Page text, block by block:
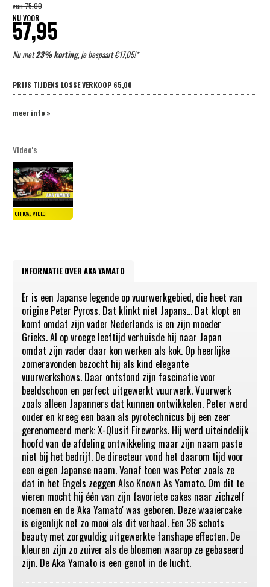
van75,00
NU VOOR
57,95
Nu met23% korting, je bespaart €17,05!*
PRIJS TIJDENS LOSSE VERKOOP 65,00
meer info »
Video's
INFORMATIE OVER AKA YAMATO
Er is een Japanse legende op vuurwerkgebied, die heet van
origine Peter Pyross. Dat klinkt niet Japans... Dat klopt en
komt omdat zijn vader Nederlands is en zijn moeder
Grieks. Al op vroege leeftijd verhuisde hij naar Japan
omdat zijn vader daar kon werken als kok. Op heerlijke
zomeravonden bezocht hij als kind elegante
vuurwerkshows. Daar ontstond zijn fascinatie voor
beeldschoon en perfect uitgewerkt vuurwerk. Vuurwerk
zoals alleen Japanners dat kunnen ontwikkelen. Peter werd
ouder en kreeg een baan als pyrotechnicus bij een zeer
gerenomeerd merk: X-Qlusif Fireworks. Hij werd uiteindelijk
hoofd van de afdeling ontwikkeling maar zijn naam paste
niet bij het bedrijf. De directeur vond het daarom tijd voor
een eigen Japanse naam. Vanaf toen was Peter zoals ze
dat in het Engels zeggen Also Known As Yamato. Om dit te
vieren mocht hij één van zijn favoriete cakes naar zichzelf
noemen en de 'Aka Yamato' was geboren. Deze waaiercake
is eigenlijk net zo mooi als dit verhaal. Een 36 schots
beauty met zorgvuldig uitgewerkte fanshape effecten. De
kleuren zijn zo zuiver als de bloemen waarop ze gebaseerd
zijn. De Aka Yamato is een genot in de lucht.